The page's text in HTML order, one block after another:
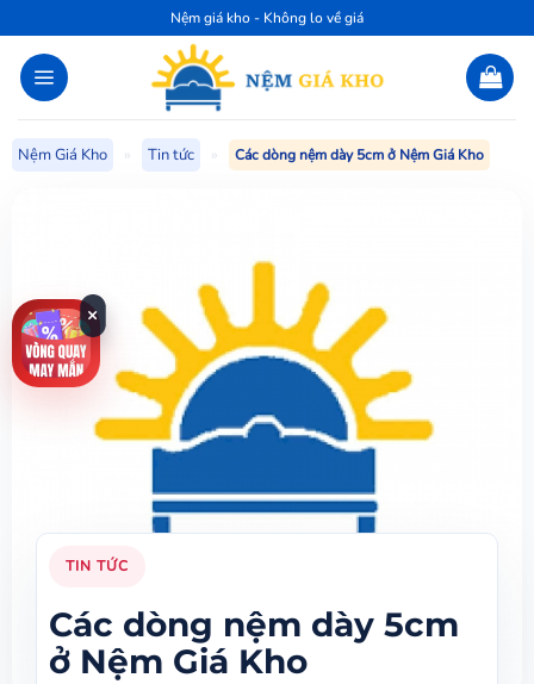
qua
nội
dung
Nệm giá kho - Không lo về giá
Nệm Giá Kho » Tin tức » Các dòng nệm dày 5cm ở Nệm Giá Kho
TIN TỨC
Các dòng nệm dày 5cm
ở Nệm Giá Kho
×